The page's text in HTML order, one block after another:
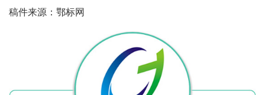
稿件来源：鄂标网